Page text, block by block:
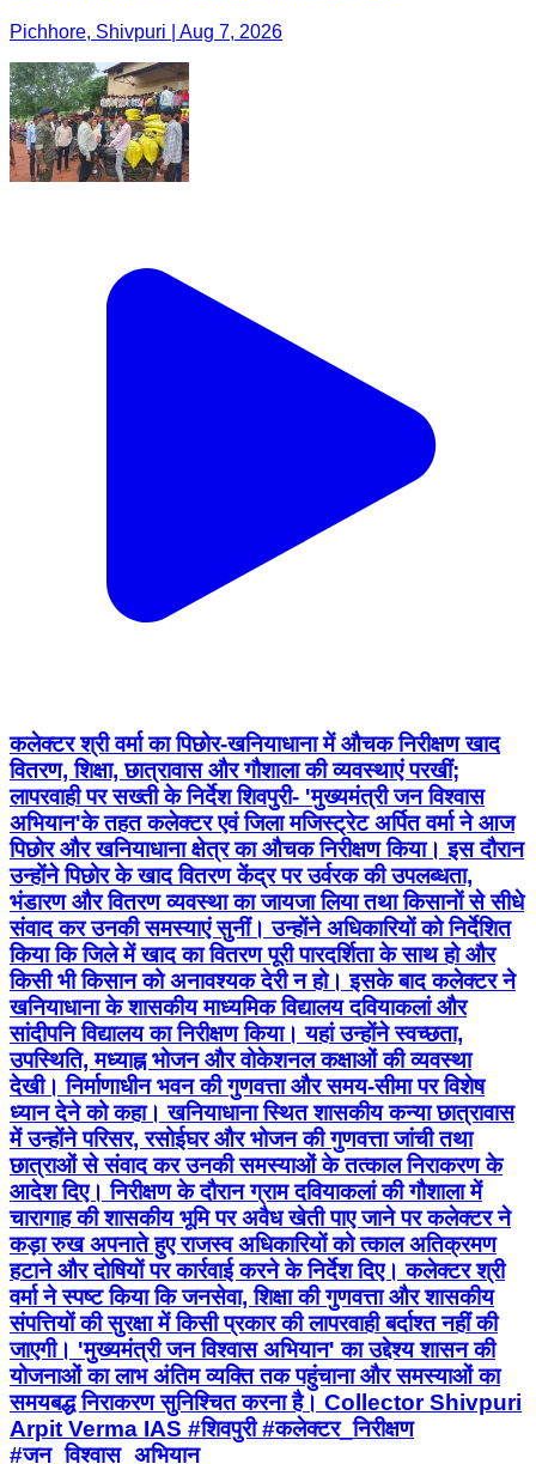
Pichhore, Shivpuri | Aug 7, 2026
कलेक्टर श्री वर्मा का पिछोर-खनियाधाना में औचक निरीक्षण खाद
वितरण, शिक्षा, छात्रावास और गौशाला की व्यवस्थाएं परखीं;
लापरवाही पर सख्ती के निर्देश शिवपुरी- 'मुख्यमंत्री जन विश्वास
अभियान'के तहत कलेक्टर एवं जिला मजिस्ट्रेट अर्पित वर्मा ने आज
पिछोर और खनियाधाना क्षेत्र का औचक निरीक्षण किया। इस दौरान
उन्होंने पिछोर के खाद वितरण केंद्र पर उर्वरक की उपलब्धता,
भंडारण और वितरण व्यवस्था का जायजा लिया तथा किसानों से सीधे
संवाद कर उनकी समस्याएं सुनीं। उन्होंने अधिकारियों को निर्देशित
किया कि जिले में खाद का वितरण पूरी पारदर्शिता के साथ हो और
किसी भी किसान को अनावश्यक देरी न हो। इसके बाद कलेक्टर ने
खनियाधाना के शासकीय माध्यमिक विद्यालय दवियाकलां और
सांदीपनि विद्यालय का निरीक्षण किया। यहां उन्होंने स्वच्छता,
उपस्थिति, मध्याह्न भोजन और वोकेशनल कक्षाओं की व्यवस्था
देखी। निर्माणाधीन भवन की गुणवत्ता और समय-सीमा पर विशेष
ध्यान देने को कहा। खनियाधाना स्थित शासकीय कन्या छात्रावास
में उन्होंने परिसर, रसोईघर और भोजन की गुणवत्ता जांची तथा
छात्राओं से संवाद कर उनकी समस्याओं के तत्काल निराकरण के
आदेश दिए। निरीक्षण के दौरान ग्राम दवियाकलां की गौशाला में
चारागाह की शासकीय भूमि पर अवैध खेती पाए जाने पर कलेक्टर ने
कड़ा रुख अपनाते हुए राजस्व अधिकारियों को त्काल अतिक्रमण
हटाने और दोषियों पर कार्रवाई करने के निर्देश दिए। कलेक्टर श्री
वर्मा ने स्पष्ट किया कि जनसेवा, शिक्षा की गुणवत्ता और शासकीय
संपत्तियों की सुरक्षा में किसी प्रकार की लापरवाही बर्दाश्त नहीं की
जाएगी। 'मुख्यमंत्री जन विश्वास अभियान' का उद्देश्य शासन की
योजनाओं का लाभ अंतिम व्यक्ति तक पहुंचाना और समस्याओं का
समयबद्ध निराकरण सुनिश्चित करना है। Collector Shivpuri
Arpit Verma IAS #शिवपुरी #कलेक्टर_निरीक्षण
#जन_विश्वास_अभियान